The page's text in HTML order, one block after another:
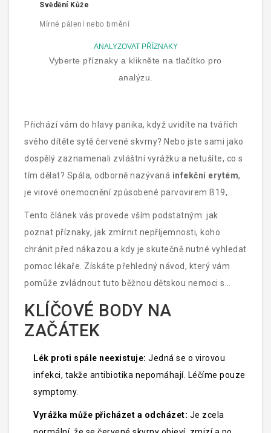
Svědění Kůže
Mírné pálení nebo brnění
ANALYZOVAT PŘÍZNAKY
Vyberte příznaky a klikněte na tlačítko pro
analýzu.
Přichází vám do hlavy panika, když uvidíte na tvářích
svého dítěte sytě červené skvrny? Nebo jste sami jako
dospělý zaznamenali zvláštní vyrážku a netušíte, co s
tím dělat? Spála, odborně nazývaná infekční erytém,
je virové onemocnění způsobené parvovirem B19,
které se projevuje charakteristickou vyrážkou a často
probíhá bez komplikací
. Ačkoli zní slovo „spála“ děsivě
- v minulosti se tak označovala i závažnější
streptokoková infekce - dnešní infekční erytém je
většinou mírná nemoc. Klíčem není hledat zázračné
Tento článek vás provede vším podstatným: jak
poznat příznaky, jak zmírnit nepříjemnosti, koho
chránit před nákazou a kdy je skutečně nutné vyhledat
pomoc lékaře. Získáte přehledný návod, který vám
pomůže zvládnout tuto běžnou dětskou nemoci s
klidem.
KLÍČOVÉ BODY NA
ZAČÁTEK
Lék proti spále neexistuje: Jedná se o virovou
infekci, takže antibiotika nepomáhají. Léčíme pouze
symptomy.
Vyrážka může přicházet a odcházet: Je zcela